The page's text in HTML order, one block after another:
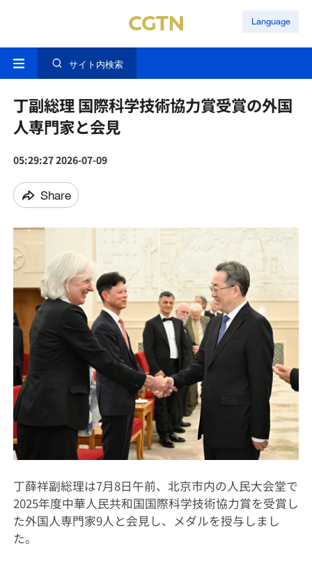
Language
サイト内検索
丁副総理 国際科学技術協力賞受賞の外国
人専門家と会見
05:29:27 2026-07-09
Share
丁薛祥副総理は7月8日午前、北京市内の人民大会堂で
2025年度中華人民共和国国際科学技術協力賞を受賞し
た外国人専門家9人と会見し、メダルを授与しまし
た。